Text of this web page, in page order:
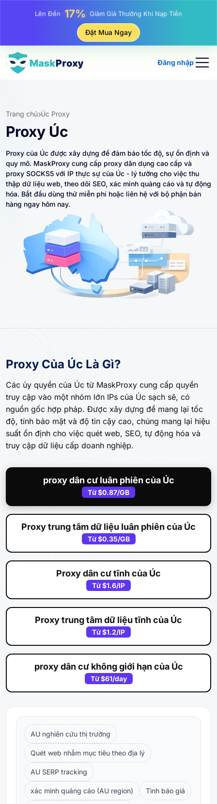
Lên Đến 25% Giảm Giá Khi Mua Hàng IP Tĩnh
Giảm Giá Khi Mua Hàng IP Luân Phiên
Đặt Mua Ngay
Đăng nhập
Trang chủ Úc Proxy
Proxy Úc
Proxy của Úc được xây dựng để đảm bảo tốc độ, sự ổn định và
quy mô. MaskProxy cung cấp proxy dân dụng cao cấp và
proxy SOCKS5 với IP thực sự của Úc - lý tưởng cho việc thu
thập dữ liệu web, theo dõi SEO, xác minh quảng cáo và tự động
hóa. Bắt đầu dùng thử miễn phí hoặc liên hệ với bộ phận bán
hàng ngay hôm nay.
Proxy Của Úc Là Gì?
Các ủy quyền của Úc từ MaskProxy cung cấp quyền
truy cập vào một nhóm lớn IPs của Úc sạch sẽ, có
nguồn gốc hợp pháp. Được xây dựng để mang lại tốc
độ, tính bảo mật và độ tin cậy cao, chúng mang lại hiệu
suất ổn định cho việc quét web, SEO, tự động hóa và
truy cập dữ liệu cấp doanh nghiệp.
proxy dân cư luân phiên của Úc
Từ$0.87/GB
Proxy trung tâm dữ liệu luân phiên của Úc
Từ$0.35/GB
Proxy dân cư tĩnh của Úc
Từ$1.6/IP
Proxy trung tâm dữ liệu tĩnh của Úc
Từ$1.2/IP
proxy dân cư không giới hạn của Úc
Từ$61/day
AU nghiên cứu thị trường
Quét web nhắm mục tiêu theo địa lý
AU SERP tracking
xác minh quảng cáo (AU region) Tình báo giá